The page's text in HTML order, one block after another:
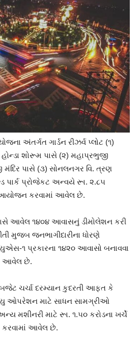
અંતર્ગત ગાર્ડન રીઝર્વ પ્લોટ (૧)
શોરૂમ પાસે (૨) મહાપ્રભુજી
મંદિર પાસે (૩) સોનલનગર વિ. ત્રણ
પ્રોજેકટ અન્વયે રૂા. ૨.૮૫
આયોજન કરવામાં આવેલ છે.
આવેલ ૧૪૦૪ આવાસનું ડીમોલેશન કરી
મુજબ જનભાગીદારીના ધોરણે
૧ પ્રકારના ૧૪૨૦ આવાસો બનાવવા
આવેલ છે.
બજેટ ચર્ચા દરમ્યાન કુદરતી આફત કે
ઓપરેશન માટે સાધન સામગ્રીઓ
મશીનરી માટે રૂા. ૧.૫૦ કરોડના ખર્ચે
આવેલ છે.